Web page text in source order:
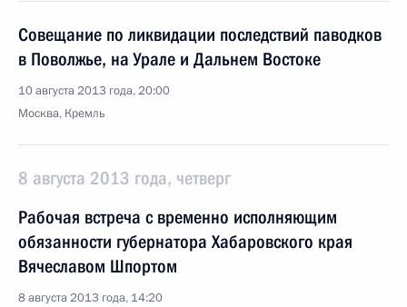
Совещание по ликвидации последствий паводков
в Поволжье, на Урале и Дальнем Востоке
10 августа 2013 года, 20:00
Москва, Кремль
8 августа 2013 года, четверг
Рабочая встреча с временно исполняющим
обязанности губернатора Хабаровского края
Вячеславом Шпортом
8 августа 2013 года, 14:20